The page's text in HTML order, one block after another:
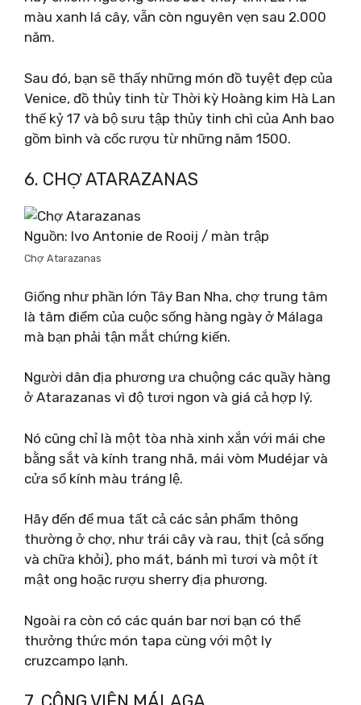
màu xanh lá cây, vẫn còn nguyên vẹn sau 2.000
năm.
Sau đó, bạn sẽ thấy những món đồ tuyệt đẹp của
Venice, đồ thủy tinh từ Thời kỳ Hoàng kim Hà Lan
thế kỷ 17 và bộ sưu tập thủy tinh chì của Anh bao
gồm bình và cốc rượu từ những năm 1500.
6. CHỢ ATARAZANAS
Nguồn: Ivo Antonie de Rooij / màn trập
Chợ Atarazanas
Giống như phần lớn Tây Ban Nha, chợ trung tâm
là tâm điểm của cuộc sống hàng ngày ở Málaga
mà bạn phải tận mắt chứng kiến.
Người dân địa phương ưa chuộng các quầy hàng
ở Atarazanas vì độ tươi ngon và giá cả hợp lý.
Nó cũng chỉ là một tòa nhà xinh xắn với mái che
bằng sắt và kính trang nhã, mái vòm Mudéjar và
cửa sổ kính màu tráng lệ.
Hãy đến để mua tất cả các sản phẩm thông
thường ở chợ, như trái cây và rau, thịt (cả sống
và chữa khỏi), pho mát, bánh mì tươi và một ít
mật ong hoặc rượu sherry địa phương.
Ngoài ra còn có các quán bar nơi bạn có thể
thưởng thức món tapa cùng với một ly
cruzcampo lạnh.